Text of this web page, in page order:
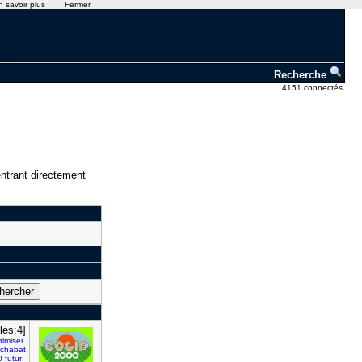
Recherche
4151 connectés
directement
chabat
futur
savoir plus Fermer